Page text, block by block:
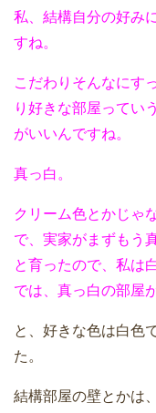
私、結構自分の好み
すね。
こだわりそんなにす
り好きな部屋ってい
がいいんですね。
真っ白。
クリーム色とかじゃ
で、実家がまずもう
と育ったので、私は
では、真っ白の部屋
と、好きな色は白色
た。
結構部屋の壁とかは